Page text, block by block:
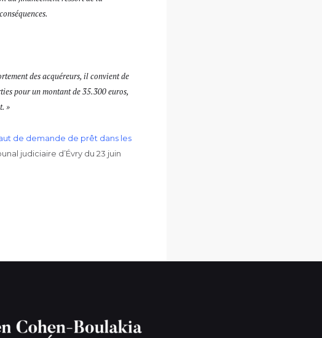
des acquéreurs, il convient de
pour un montant de 35.300 euros,
»
de demande de prêt dans les
judiciaire d’Évry du 23 juin